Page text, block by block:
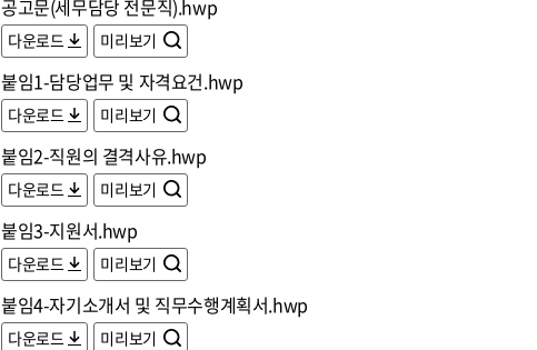
공고문(세무담당 전문직).hwp
다운로드 미리보기
붙임1-담당업무 및 자격요건.hwp
다운로드 미리보기
붙임2-직원의 결격사유.hwp
다운로드 미리보기
붙임3-지원서.hwp
다운로드 미리보기
붙임4-자기소개서 및 직무수행계획서.hwp
다운로드 미리보기